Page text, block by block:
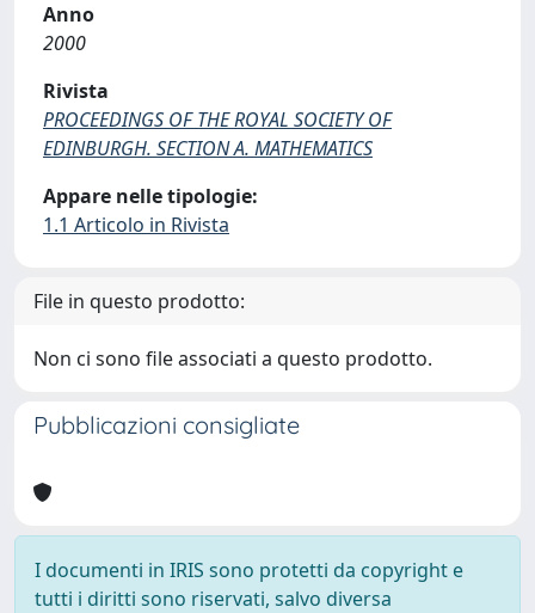
Anno
2000
Rivista
PROCEEDINGS OF THE ROYAL SOCIETY OF
EDINBURGH. SECTION A. MATHEMATICS
Appare nelle tipologie:
1.1 Articolo in Rivista
File in questo prodotto:
Non ci sono file associati a questo prodotto.
Pubblicazioni consigliate
I documenti in IRIS sono protetti da copyright e
tutti i diritti sono riservati, salvo diversa